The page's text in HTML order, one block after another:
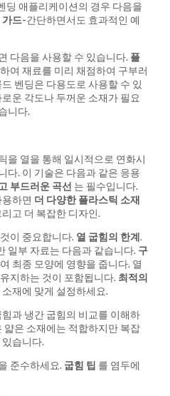
딩 애플리케이션의 경우 다음을
가드-간단하면서도 효과적인 예
다음을 사용할 수 있습니다. 플
여 재료를 미리 채점하여 구부러
벤딩은 다용도로 사용할 수 있
운 각도나 두꺼운 소재가 필요
니다.
을 열을 통해 일시적으로 연화시
다. 이 기술은 다음과 같은 응용
부드러운 곡선 는 필수입니다.
하면 더 다양한 플라스틱 소재
고 더 복잡한 디자인.
이 중요합니다. 열 굽힘의 한계 .
일부 자료는 다음과 같습니다. 구
최종 모양에 영향을 줍니다. 열
지하는 것이 포함됩니다. 최적의
재에 맞게 설정하세요.
과 냉간 굽힘의 비교를 이해하
얇은 소재에는 적합하지만 복잡
습니다.
준수하세요. 굽힘 팁 를 염두에